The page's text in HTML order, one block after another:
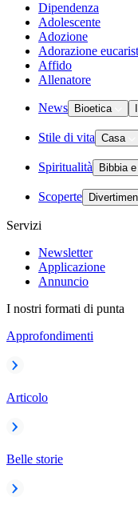
Dipendenza
Adolescente
Adozione
Adorazione
Affido
Allenatore
News Bioetica
Stile di vita Casa
Spiritualità Bibbia
Scoperte
Servizi
Newsletter
Applicazione
Annuncio
I nostri formati di punta
Approfondimenti
Articolo
Belle storie